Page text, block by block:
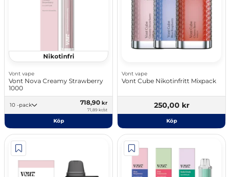
Nikotinfri
Vont vape
Vont Nova Creamy Strawberry
1000
10 -pack 718,90 kr
71,89 kr/st
Köp
Vont vape
Vont Cube Nikotinfritt Mixpack
250,00 kr
Köp